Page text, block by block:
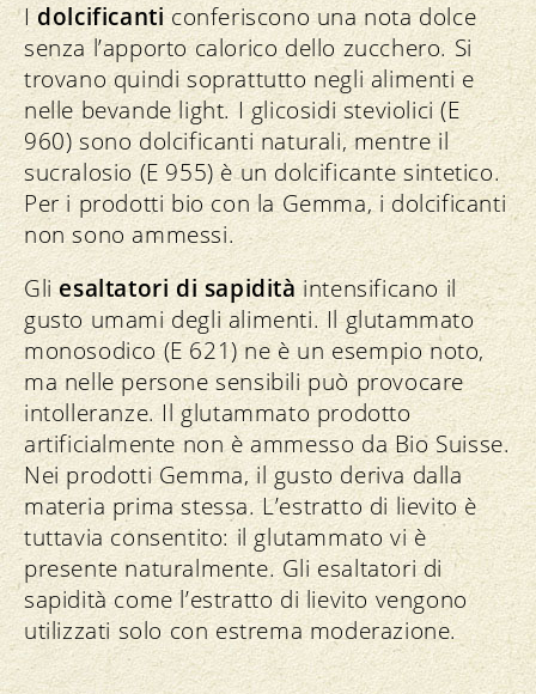
Idolcificanti conferiscono una nota dolce
senza l’apporto calorico dello zucchero. Si
trovano quindi soprattutto negli alimenti e
nelle bevande light. I glicosidi steviolici (E
960) sono dolcificanti naturali, mentre il
sucralosio (E 955) è un dolcificante sintetico.
Per i prodotti bio con la Gemma, i dolcificanti
non sono ammessi.
Gliesaltatori di sapidità intensificano il
gusto umami degli alimenti. Il glutammato
monosodico (E 621) ne è un esempio noto,
ma nelle persone sensibili può provocare
intolleranze. Il glutammato prodotto
artificialmente non è ammesso da Bio Suisse.
Nei prodotti Gemma, il gusto deriva dalla
materia prima stessa. L’estratto di lievito è
tuttavia consentito: il glutammato vi è
presente naturalmente. Gli esaltatori di
sapidità come l’estratto di lievito vengono
utilizzati solo con estrema moderazione.